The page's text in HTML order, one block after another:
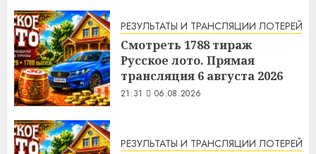
РЕЗУЛЬТАТЫ И ТРАНСЛЯЦИИ ЛОТЕРЕЙ
Смотреть 1788 тираж
Русское лото. Прямая
трансляция 6 августа 2026
21:31 06.08.2026
РЕЗУЛЬТАТЫ И ТРАНСЛЯЦИИ ЛОТЕРЕЙ